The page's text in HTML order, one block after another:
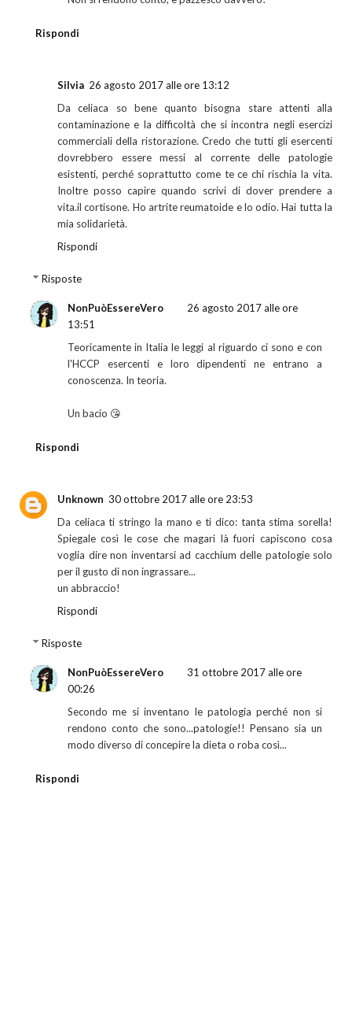
Rispondi
Silvia 26 agosto 2017 alle ore 13:12
Da celiaca so bene quanto bisogna stare attenti alla
contaminazione e la difficoltà che si incontra negli esercizi
commerciali della ristorazione. Credo che tutti gli esercenti
dovrebbero essere messi al corrente delle patologie
esistenti, perché soprattutto come te ce chi rischia la vita.
Inoltre posso capire quando scrivi di dover prendere a
vita.il cortisone. Ho artrite reumatoide e lo odio. Hai tutta la
mia solidarietà.
Rispondi
Risposte
NonPuòEssereVero
26 agosto 2017 alle ore
13:51
Teoricamente in Italia le leggi al riguardo ci sono e con
l'HCCP esercenti e loro dipendenti ne entrano a
conoscenza. In teoria.
Un bacio 😘
Rispondi
Unknown 30 ottobre 2017 alle ore 23:53
Da celiaca ti stringo la mano e ti dico: tanta stima sorella!
Spiegale così le cose che magari là fuori capiscono cosa
voglia dire non inventarsi ad cacchium delle patologie solo
per il gusto di non ingrassare...
un abbraccio!
Rispondi
Risposte
NonPuòEssereVero
31 ottobre 2017 alle ore
00:26
Secondo me si inventano le patologia perché non si
rendono conto che sono...patologie!! Pensano sia un
modo diverso di concepire la dieta o roba così...
Rispondi